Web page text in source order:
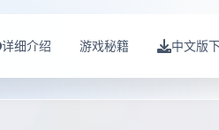
详细介绍 游戏秘籍 中文版